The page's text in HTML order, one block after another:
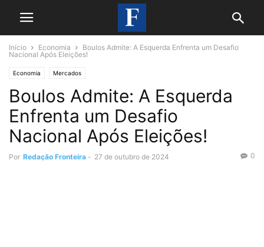
Início Economia
Boulos Admite: A Esquerda Enfrenta um Desafio
Nacional Após Eleições!
Economia Mercados
Boulos Admite: A Esquerda
Enfrenta um Desafio
Nacional Após Eleições!
Por Redação Fronteira - 27 de outubro de 2024 0